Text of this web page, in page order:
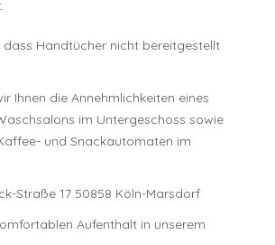
dass Handtücher nicht bereitgestellt
Ihnen die Annehmlichkeiten eines
im Untergeschoss sowie
und Snackautomaten im
Straße 17 50858 Köln-Marsdorf
Aufenthalt in unserem